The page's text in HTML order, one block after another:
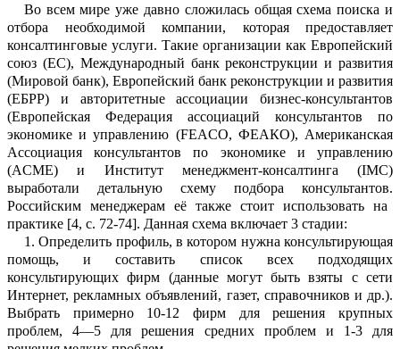
Во всем мире уже давно сложилась общая схема поиска и
отбора необходимой компании, которая предоставляет
консалтинговые услуги. Такие организации как Европейский
союз (ЕС), Международный банк реконструкции и развития
(Мировой банк), Европейский банк реконструкции и развития
(ЕБРР) и авторитетные ассоциации бизнес-консультантов
(Европейская Федерация ассоциаций консультантов по
экономике и управлению (FEACO, ФЕАКО), Американская
Ассоциация консультантов по экономике и управлению
(ACME) и Институт менеджмент-консалтинга (IMC)
выработали детальную схему подбора консультантов.
Российским менеджерам её также стоит использовать на
практике [4, с. 72-74]. Данная схема включает 3 стадии:
1. Определить профиль, в котором нужна консультирующая
помощь, и составить список всех подходящих
консультирующих фирм (данные могут быть взяты с сети
Интернет, рекламных объявлений, газет, справочников и др.).
Выбрать примерно 10-12 фирм для решения крупных
проблем, 4—5 для решения средних проблем и 1-3 для